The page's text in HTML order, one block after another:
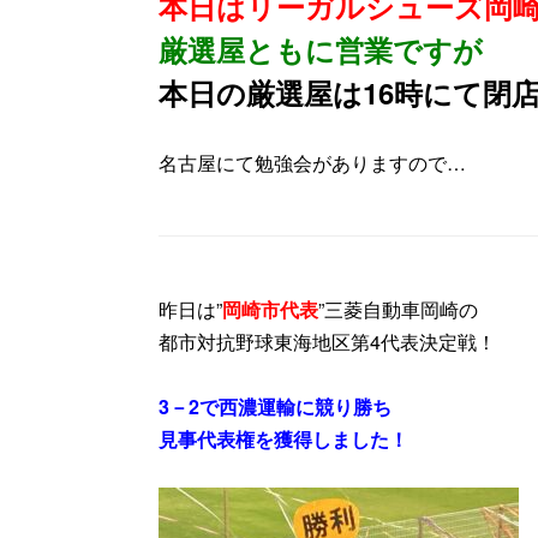
厳選屋ともに営業ですが
本日の厳選屋は16時にて閉
名古屋にて勉強会がありますので…
昨日は”岡崎市代表”三菱自動車岡崎の
都市対抗野球東海地区第4代表決定戦！
3－2で西濃運輸に競り勝ち
見事代表権を獲得しました！